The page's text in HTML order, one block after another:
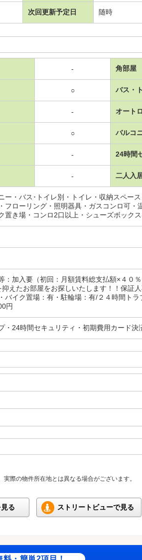
次回更新予定日 随時
- 角部屋
○ バス・
- オート
○ バルコ
- 24時間
- 二人入
ー・バス･トイレ別・トイレ・収納スペー
フローリング・照明器具・ガスコンロ可・
置き場・コンロ2口以上・シューズボックス
：加入要（初回：月額賃料総支払額×４０
えたお部屋をお探しいたします！！保証
バイク置場：有・駐輪場：有/２４時間ト
円
・24時間セキュリティ・初期費用カード決
際の物件所在地とは異なる場合がございます。
る ストリートビューで見る